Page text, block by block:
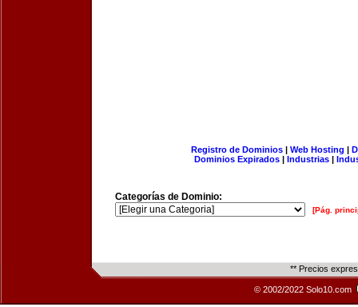
Registro de Dominios| Web Hosting |
Dominios Expirados | Industrias |
Categorías de Dominio:
[Pág.
** Precios
© 2002/2022 Solo10.com